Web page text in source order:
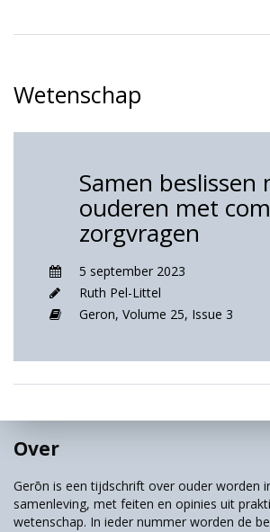
Wetenschap
Samen beslissen
ouderen met
zorgvragen
5 september 2023
Ruth Pel-Littel
Geron, Volume 25, Issue 3
Over
Gerōn is een tijdschrift over ouder worden
samenleving, met feiten en opinies uit
wetenschap. In ieder nummer worden de